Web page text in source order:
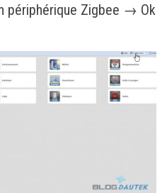
périphérique Zigbee → Ok